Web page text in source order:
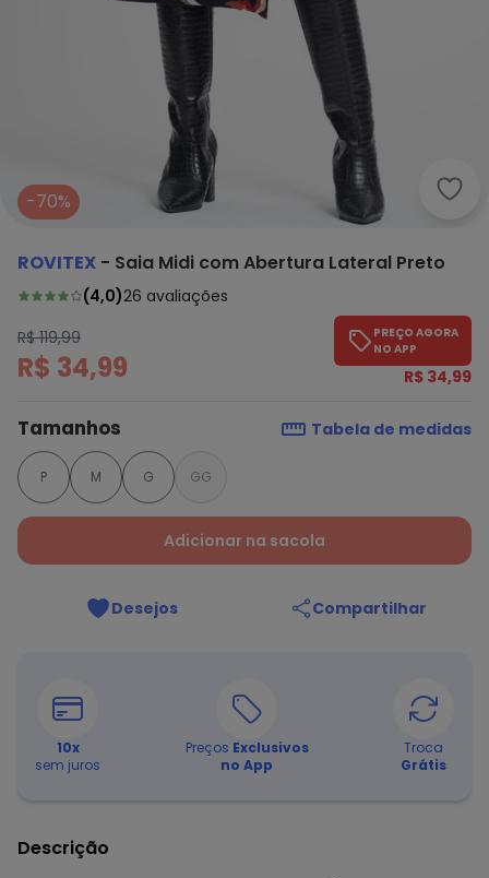
-70%
ROVITEX - Saia Midi com Abertura Lateral Preto
(4,0)26 avaliações
R$ 119,99
R$ 34,99
PREÇO AGORA
NO APP
R$ 34,99
Tamanhos Tabela de medidas
P M G GG
Adicionar na sacola
Desejos Compartilhar
10x
sem juros
Preços Exclusivos
no App
Troca
Grátis
Descrição